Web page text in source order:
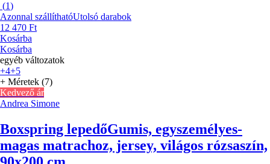
(1)
Azonnal szállíthatóUtolsó darabok
12 470 Ft
Kosárba
Kosárba
egyéb változatok
+4+5
+ Méretek (7)
Kedvező ár
Andrea Simone
Boxspring lepedőGumis, egyszemélyes-
magas matrachoz, jersey, világos rózsaszín,